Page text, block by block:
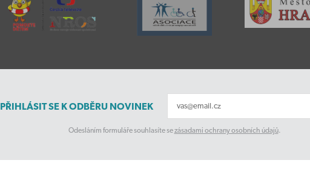
PŘIHLÁSIT SE K ODBĚRU NOVINEK
Odesláním formuláře souhlasíte sezásadami ochrany osobních údajů.